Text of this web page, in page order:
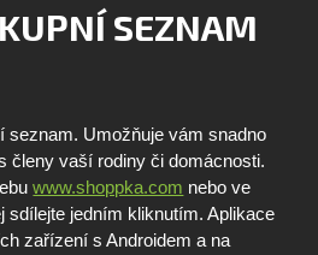
SEZNAM
seznam. Umožňuje vám snadno
členy vaší rodiny či domácnosti.
www.shoppka.com nebo ve
sdílejte jedním kliknutím. Aplikace
zařízení s Androidem a na